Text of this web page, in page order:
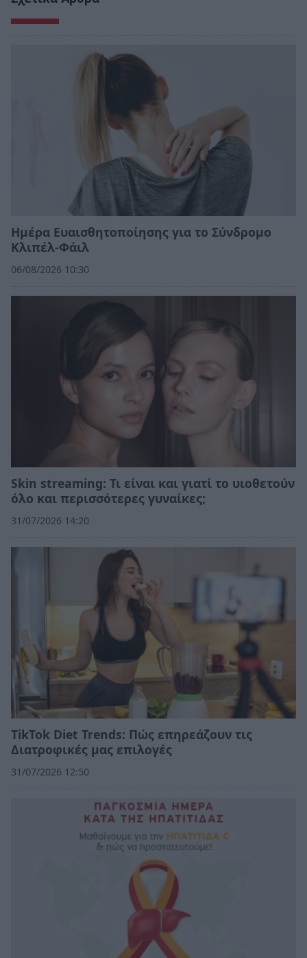
Ημέρα Ευαισθητοποίησης για το Σύνδρομο
Κλιπέλ-Φάιλ
06/08/2026 10:30
Skin streaming: Τι είναι και γιατί το υιοθετούν
όλο και περισσότερες γυναίκες;
31/07/2026 14:20
TikTok Diet Trends: Πώς επηρεάζουν τις
Διατροφικές μας επιλογές
31/07/2026 12:50